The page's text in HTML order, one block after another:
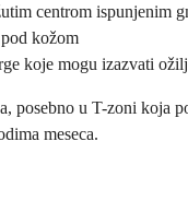
centrom ispunjenim
kožom
koje mogu izazvati
posebno u T-zoni koja
meseca.